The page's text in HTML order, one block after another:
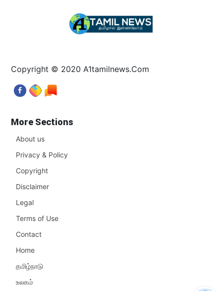
Copyright © 2020 A1tamilnews.Com
More Sections
About us
Privacy & Policy
Copyright
Disclaimer
Legal
Terms of Use
Contact
Home
தமிழ்நாடு
உலகம்